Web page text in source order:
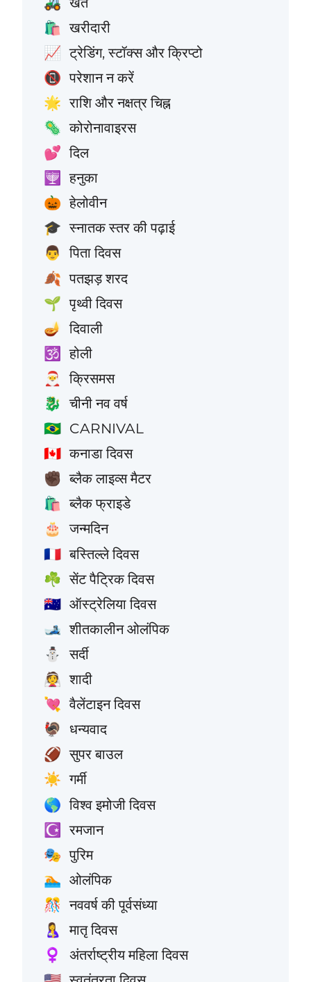
🛍️ खरीदारी
📈 ट्रेडिंग, स्टॉक्स और क्रिप्टो
📵 परेशान न करें
🌟 राशि और नक्षत्र चिह्न
🦠 कोरोनावाइरस
💕 दिल
🕎 हनुका
🎃 हेलोवीन
🎓 स्नातक स्तर की पढ़ाई
👨 पिता दिवस
🍂 पतझड़ शरद
🌱 पृथ्वी दिवस
🪔 दिवाली
🕉️ होली
🎅 क्रिसमस
🐉 चीनी नव वर्ष
🇧🇷 CARNIVAL
🇨🇦 कनाडा दिवस
✊🏿 ब्लैक लाइव्स मैटर
🛍️ ब्लैक फ्राइडे
🎂 जन्मदिन
🇫🇷 बस्तिल्ले दिवस
☘️ सेंट पैट्रिक दिवस
🇦🇺 ऑस्ट्रेलिया दिवस
🎿 शीतकालीन ओलंपिक
⛄ सर्दी
👰 शादी
💘 वैलेंटाइन दिवस
🦃 धन्यवाद
🏈 सुपर बाउल
☀️ गर्मी
🌎 विश्व इमोजी दिवस
☪️ रमजान
🎭 पुरिम
🏊 ओलंपिक
🎊 नववर्ष की पूर्वसंध्या
🤱 मातृ दिवस
♀️ अंतर्राष्ट्रीय महिला दिवस